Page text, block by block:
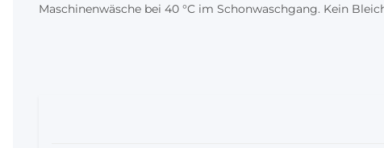
Maschinenwäsche bei 40 °C im Schonwaschgang. Kein